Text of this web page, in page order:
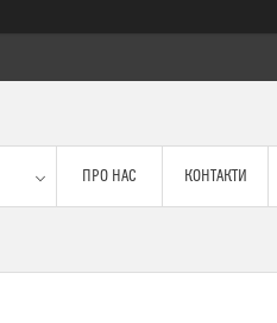
ПРО НАС КОНТАКТИ